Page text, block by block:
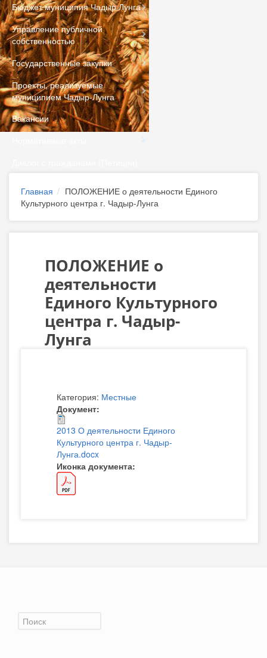
Бюджет муниципия Чадыр Лунга
Управление публичной
собственностью
Государственные закупки
Проекты, реализуемые
муниципием Чадыр-Лунга
Вакансии
Главная
ПОЛОЖЕНИЕ о деятельности Единого
Культурного центра г. Чадыр-Лунга
ПОЛОЖЕНИЕ о
деятельности
Единого Культурного
центра г. Чадыр-
Лунга
Категория: Местные
Документ:
2013 О деятельности Единого
Культурного центра г. Чадыр-
Лунга.docx
Иконка документа: